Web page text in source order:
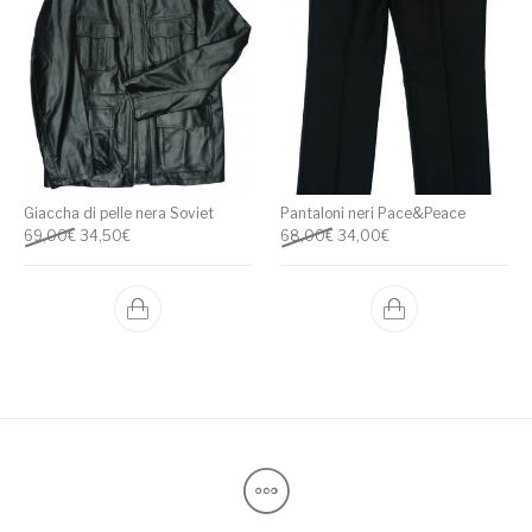
Giaccha di pelle nera Soviet
69,00€ Il prezzo originale era: 69,00€.
34,50€Il prezzo attuale è: 34,50€.
Pantaloni neri Pace&Peace
68,00€ Il prezzo originale era:
34,00€Il prezzo attuale è: